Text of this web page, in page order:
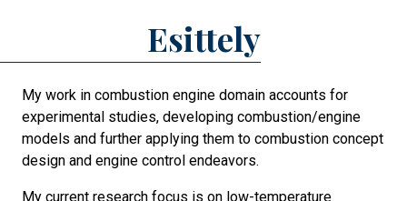
Esittely
My work in combustion engine domain accounts for
experimental studies, developing combustion/engine
models and further applying them to combustion concept
design and engine control endeavors.
My current research focus is on low-temperature